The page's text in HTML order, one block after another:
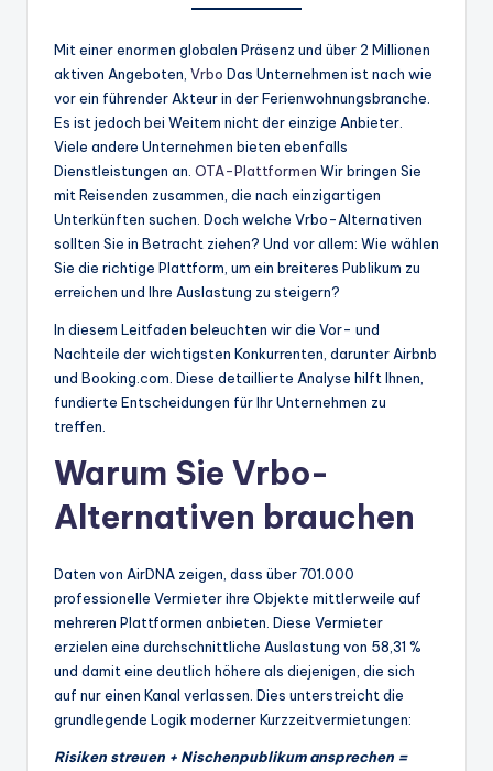
Mit einer enormen globalen Präsenz und über 2 Millionen
aktiven Angeboten, Vrbo Das Unternehmen ist nach wie
vor ein führender Akteur in der Ferienwohnungsbranche.
Es ist jedoch bei Weitem nicht der einzige Anbieter.
Viele andere Unternehmen bieten ebenfalls
Dienstleistungen an. OTA-Plattformen Wir bringen Sie
mit Reisenden zusammen, die nach einzigartigen
Unterkünften suchen. Doch welche Vrbo-Alternativen
sollten Sie in Betracht ziehen? Und vor allem: Wie wählen
Sie die richtige Plattform, um ein breiteres Publikum zu
erreichen und Ihre Auslastung zu steigern?
In diesem Leitfaden beleuchten wir die Vor- und
Nachteile der wichtigsten Konkurrenten, darunter Airbnb
und Booking.com. Diese detaillierte Analyse hilft Ihnen,
fundierte Entscheidungen für Ihr Unternehmen zu
treffen.
Warum Sie Vrbo-
Alternativen brauchen
Daten von AirDNA zeigen, dass über 701.000
professionelle Vermieter ihre Objekte mittlerweile auf
mehreren Plattformen anbieten. Diese Vermieter
erzielen eine durchschnittliche Auslastung von 58,31 %
und damit eine deutlich höhere als diejenigen, die sich
auf nur einen Kanal verlassen. Dies unterstreicht die
grundlegende Logik moderner Kurzzeitvermietungen:
Risiken streuen + Nischenpublikum ansprechen =